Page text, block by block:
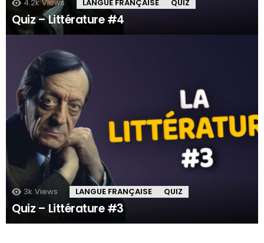
4.2k Views LANGUE FRANÇAISE QUIZ
Quiz – Littérature #4
3k Views LANGUE FRANÇAISE QUIZ
Quiz – Littérature #3